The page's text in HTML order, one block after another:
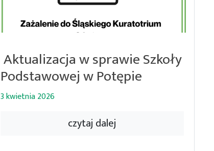
Aktualizacja w sprawie Szkoły
Podstawowej w Potępie
3 kwietnia 2026
czytaj dalej